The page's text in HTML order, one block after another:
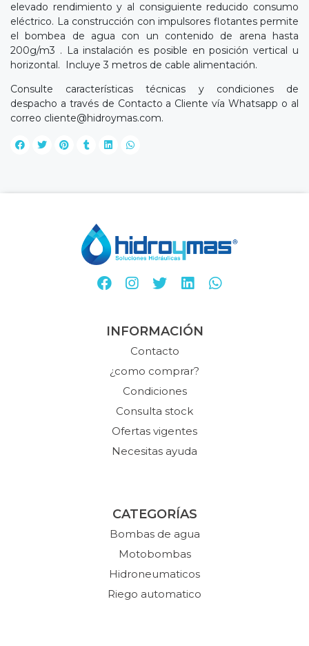
elevado rendimiento y al consiguiente reducido consumo
eléctrico. La construcción con impulsores flotantes permite
el bombea de agua con un contenido de arena hasta
200g/m3 . La instalación es posible en posición vertical u
horizontal. Incluye 3 metros de cable alimentación.
Consulte características técnicas y condiciones de
despacho a través de Contacto a Cliente vía Whatsapp o al
correo cliente@hidroymas.com.
INFORMACIÓN
Contacto
¿como comprar?
Condiciones
Consulta stock
Ofertas vigentes
Necesitas ayuda
CATEGORÍAS
Bombas de agua
Motobombas
Hidroneumaticos
Riego automatico